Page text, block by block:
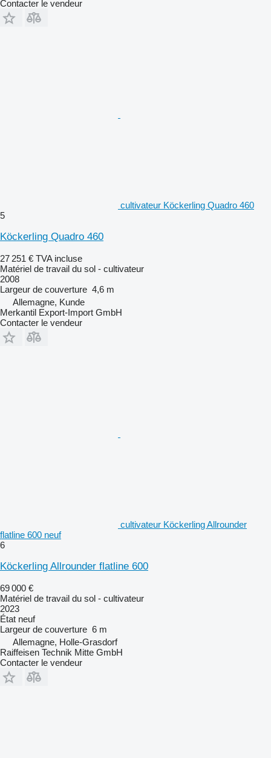
Contacter le vendeur
cultivateur Köckerling Quadro 460
5
Köckerling Quadro 460
27 251 € TVA incluse
Matériel de travail du sol - cultivateur
2008
Largeur de couverture 4,6 m
Allemagne, Kunde
Merkantil Export-Import GmbH
Contacter le vendeur
cultivateur Köckerling Allrounder
flatline 600 neuf
6
Köckerling Allrounder flatline 600
69 000 €
Matériel de travail du sol - cultivateur
2023
État neuf
Largeur de couverture 6 m
Allemagne, Holle-Grasdorf
Raiffeisen Technik Mitte GmbH
Contacter le vendeur